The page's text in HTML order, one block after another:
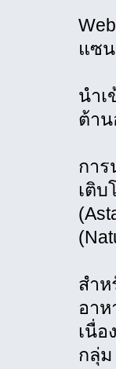
แซน
นำเ
ต้า
กา
เติ
สำ
อาห
เนื่
กลุ่ม